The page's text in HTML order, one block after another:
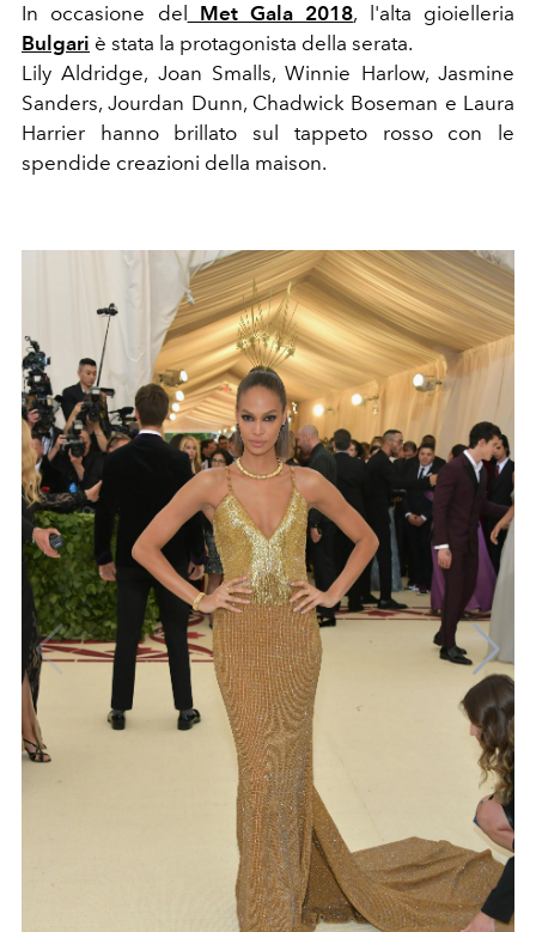
In occasione del Met Gala 2018, l'alta gioielleria
Bulgari è stata la protagonista della serata.
Lily Aldridge, Joan Smalls, Winnie Harlow, Jasmine
Sanders, Jourdan Dunn, Chadwick Boseman e Laura
Harrier hanno brillato sul tappeto rosso con le
spendide creazioni della maison.